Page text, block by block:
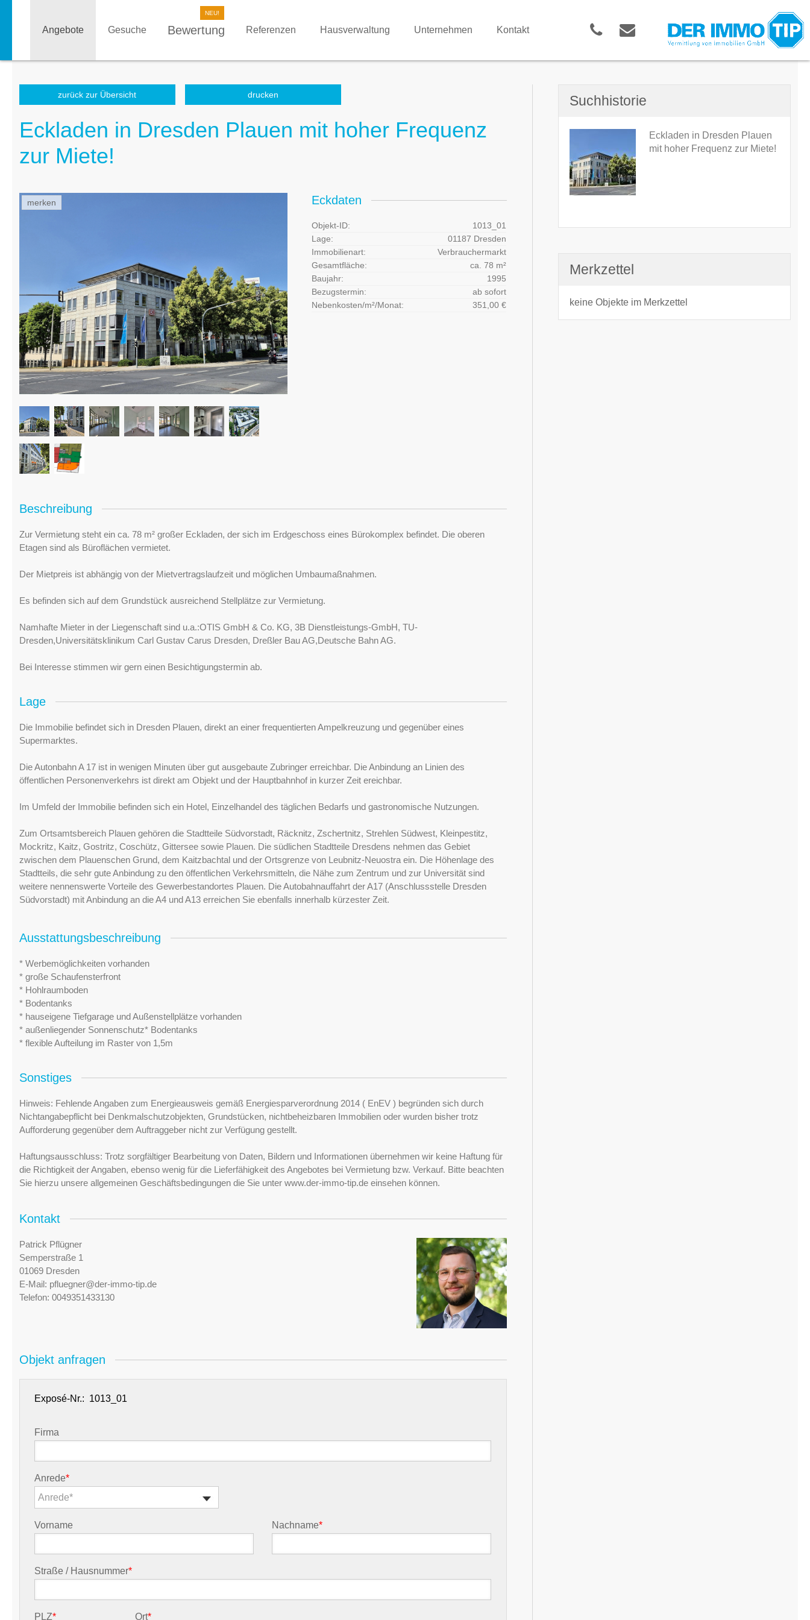
Angebote Gesuche Bewertung Referenzen Hausverwaltung Unternehmen Kontakt
zurück zur Übersicht drucken
Eckladen in Dresden Plauen mit hoher Frequenz
zur Miete!
merken Eckdaten
Objekt-ID:
1013_01
Lage:
01187 Dresden
Immobilienart:
Verbrauchermarkt
Gesamtfläche:
ca. 78 m²
Baujahr:
1995
Bezugstermin:
ab sofort
Nebenkosten/m²/Monat:
351,00 €
Beschreibung
Zur Vermietung steht ein ca. 78 m² großer Eckladen, der sich im Erdgeschoss eines Bürokomplex befindet. Die oberen
Etagen sind als Büroflächen vermietet.
Der Mietpreis ist abhängig von der Mietvertragslaufzeit und möglichen Umbaumaßnahmen.
Es befinden sich auf dem Grundstück ausreichend Stellplätze zur Vermietung.
Namhafte Mieter in der Liegenschaft sind u.a.:OTIS GmbH & Co. KG, 3B Dienstleistungs-GmbH, TU-
Dresden,Universitätsklinikum Carl Gustav Carus Dresden, Dreßler Bau AG,Deutsche Bahn AG.
Bei Interesse stimmen wir gern einen Besichtigungstermin ab.
Lage
Die Immobilie befindet sich in Dresden Plauen, direkt an einer frequentierten Ampelkreuzung und gegenüber eines
Supermarktes.
Die Autonbahn A 17 ist in wenigen Minuten über gut ausgebaute Zubringer erreichbar. Die Anbindung an Linien des
öffentlichen Personenverkehrs ist direkt am Objekt und der Hauptbahnhof in kurzer Zeit ereichbar.
Im Umfeld der Immobilie befinden sich ein Hotel, Einzelhandel des täglichen Bedarfs und gastronomische Nutzungen.
Zum Ortsamtsbereich Plauen gehören die Stadtteile Südvorstadt, Räcknitz, Zschertnitz, Strehlen Südwest, Kleinpestitz,
Mockritz, Kaitz, Gostritz, Coschütz, Gittersee sowie Plauen. Die südlichen Stadtteile Dresdens nehmen das Gebiet
zwischen dem Plauenschen Grund, dem Kaitzbachtal und der Ortsgrenze von Leubnitz-Neuostra ein. Die Höhenlage des
Stadtteils, die sehr gute Anbindung zu den öffentlichen Verkehrsmitteln, die Nähe zum Zentrum und zur Universität sind
weitere nennenswerte Vorteile des Gewerbestandortes Plauen. Die Autobahnauffahrt der A17 (Anschlussstelle Dresden
Südvorstadt) mit Anbindung an die A4 und A13 erreichen Sie ebenfalls innerhalb kürzester Zeit.
Ausstattungsbeschreibung
* Werbemöglichkeiten vorhanden
* große Schaufensterfront
* Hohlraumboden
* Bodentanks
* hauseigene Tiefgarage und Außenstellplätze vorhanden
* außenliegender Sonnenschutz* Bodentanks
* flexible Aufteilung im Raster von 1,5m
Sonstiges
Hinweis: Fehlende Angaben zum Energieausweis gemäß Energiesparverordnung 2014 ( EnEV ) begründen sich durch
Nichtangabepflicht bei Denkmalschutzobjekten, Grundstücken, nichtbeheizbaren Immobilien oder wurden bisher trotz
Aufforderung gegenüber dem Auftraggeber nicht zur Verfügung gestellt.
Haftungsausschluss: Trotz sorgfältiger Bearbeitung von Daten, Bildern und Informationen übernehmen wir keine Haftung für
die Richtigkeit der Angaben, ebenso wenig für die Lieferfähigkeit des Angebotes bei Vermietung bzw. Verkauf. Bitte beachten
Sie hierzu unsere allgemeinen Geschäftsbedingungen die Sie unter www.der-immo-tip.de einsehen können.
Kontakt
Patrick Pflügner
Semperstraße 1
01069 Dresden
E-Mail: pfluegner@der-immo-tip.de
Telefon: 0049351433130
Objekt anfragen
Exposé-Nr.:
Firma
Anrede*
Anrede*
Vorname Nachname*
Straße / Hausnummer*
PLZ* Ort*
Suchhistorie
Eckladen in Dresden Plauen
mit hoher Frequenz zur Miete!
Merkzettel
keine Objekte im Merkzettel